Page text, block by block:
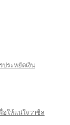
ระหยัดเงิน
อให้แน่ใจว่าซีล